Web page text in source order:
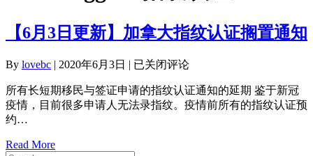
【6月3日更新】加拿大指纹认证搁置通知
By lovebc | 2020年6月3日 | 【6
3
日
加
已关闭评论
所有长短期移民与签证申请的指纹认证通知的延期 鉴于新冠
疫情，目前很多申请人无法录指纹。疫情前所有的指纹认证预
约…
Read More